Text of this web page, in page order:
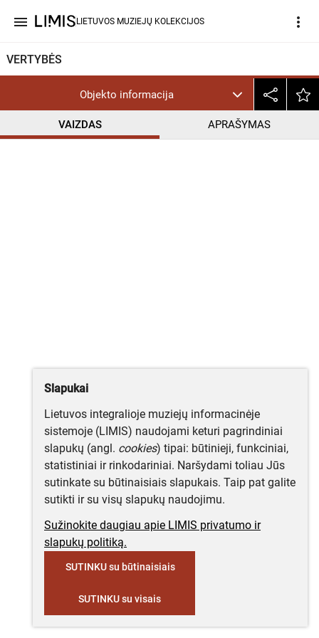
menu LIETUVOS MUZIEJŲ KOLEKCIJOS more_vert
VERTYBĖS
Objekto informacija
VAIZDAS APRAŠYMAS
help_outline
Slapukai
Lietuvos integralioje muziejų informacinėje
sistemoje (LIMIS) naudojami keturi pagrindiniai
slapukų (angl. cookies) tipai: būtinieji, funkciniai,
statistiniai ir rinkodariniai. Naršydami toliau Jūs
sutinkate su būtinaisiais slapukais. Taip pat galite
sutikti ir su visų slapukų naudojimu.
Sužinokite daugiau apie LIMIS privatumo ir
slapukų politiką.
SUTINKU su būtinaisiais
SUTINKU su visais